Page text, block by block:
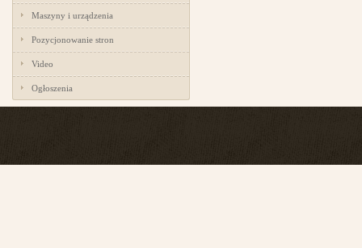
Maszyny i urządzenia
Pozycjonowanie stron
Video
Ogłoszenia